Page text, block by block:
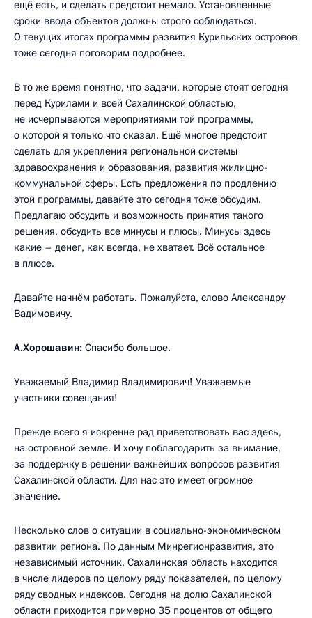
ещё есть, и сделать предстоит немало. Установленные
сроки ввода объектов должны строго соблюдаться.
О текущих итогах программы развития Курильских островов
тоже сегодня поговорим подробнее.
В то же время понятно, что задачи, которые стоят сегодня
перед Курилами и всей Сахалинской областью,
не исчерпываются мероприятиями той программы,
о которой я только что сказал. Ещё многое предстоит
сделать для укрепления региональной системы
здравоохранения и образования, развития жилищно-
коммунальной сферы. Есть предложения по продлению
этой программы, давайте это сегодня тоже обсудим.
Предлагаю обсудить и возможность принятия такого
решения, обсудить все минусы и плюсы. Минусы здесь
какие – денег, как всегда, не хватает. Всё остальное
в плюсе.
Давайте начнём работать. Пожалуйста, слово Александру
Вадимовичу.
А.Хорошавин: Спасибо большое.
Уважаемый Владимир Владимирович! Уважаемые
участники совещания!
Прежде всего я искренне рад приветствовать вас здесь,
на островной земле. И хочу поблагодарить за внимание,
за поддержку в решении важнейших вопросов развития
Сахалинской области. Для нас это имеет огромное
значение.
Несколько слов о ситуации в социально-экономическом
развитии региона. По данным Минрегионразвития, это
независимый источник, Сахалинская область находится
в числе лидеров по целому ряду показателей, по целому
ряду сводных индексов. Сегодня на долю Сахалинской
области приходится примерно 35 процентов от общего